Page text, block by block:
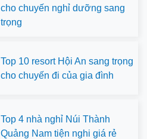
cho chuyến nghỉ dưỡng sang
trọng
Top 10 resort Hội An sang trọng
cho chuyến đi của gia đình
Top 4 nhà nghỉ Núi Thành
Quảng Nam tiện nghi giá rẻ